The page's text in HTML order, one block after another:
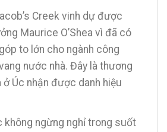
Creek vinh dự được
Maurice O’Shea vì đã có
to lớn cho ngành công
nước nhà. Đây là thương
ở Úc nhận được danh hiệu
không ngừng nghỉ trong suốt